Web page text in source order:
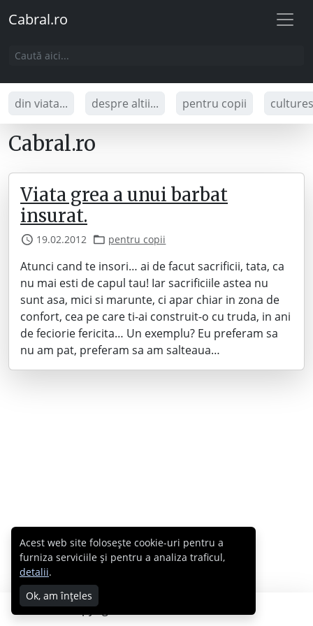
Cabral.ro
din viata... despre altii... pentru copii
Cabral.ro
Viata grea a unui barbat
insurat.
19.02.2012 pentru copii
Atunci cand te insori… ai de facut sacrificii, tata, ca
nu mai esti de capul tau! Iar sacrificiile astea nu
sunt asa, mici si marunte, ci apar chiar in zona de
confort, cea pe care ti-ai construit-o cu truda, in ani
de feciorie fericita… Un exemplu? Eu preferam sa
nu am pat, preferam sa am salteaua…
Copyright © 2007 - 2026 Cabral.ro
Acest web site folosește cookie-uri pentru a
furniza serviciile și pentru a analiza traficul,
detalii.
Ok, am înțeles